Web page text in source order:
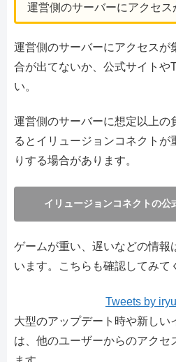
運営側のサーバーにアクセス
運営側のサーバーにアクセスが
合が出てないか、公式サイトや
い。
運営側のサーバーに想定以上の
るとイリュージョンコネクトが
りする場合があります。
イリュージョンコネクトの公
ゲームが重い、遅いなどの情報
います。こちらも確認してみて
Tweets by
大型のアップデート時や新しい
は、他のユーザーからのアクセ